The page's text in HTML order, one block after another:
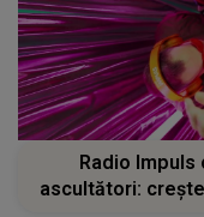
Radio
ascultători: